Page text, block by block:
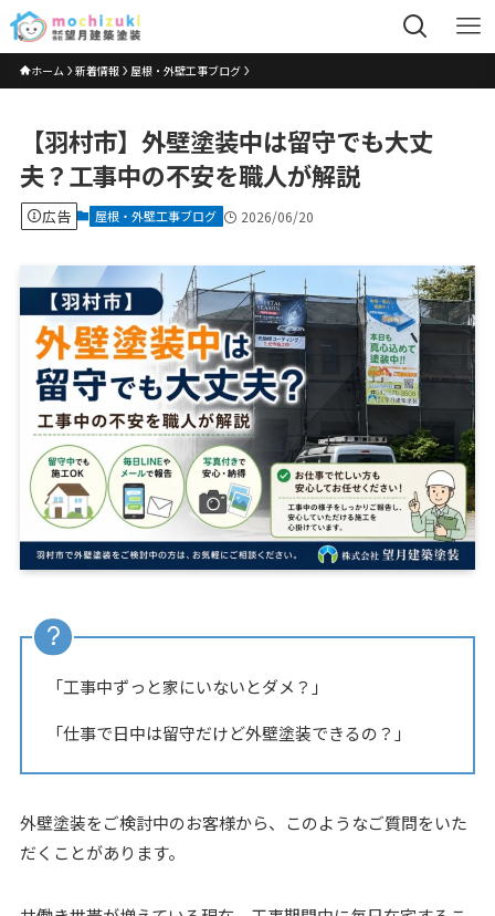
ホーム 新着情報 屋根・外壁工事ブログ
【羽村市】外壁塗装中は留守でも大丈
夫？工事中の不安を職人が解説
広告 屋根・外壁工事ブログ 2026/06/20
「工事中ずっと家にいないとダメ？」
「仕事で日中は留守だけど外壁塗装できるの？」
外壁塗装をご検討中のお客様から、このようなご質問をいた
だくことがあります。